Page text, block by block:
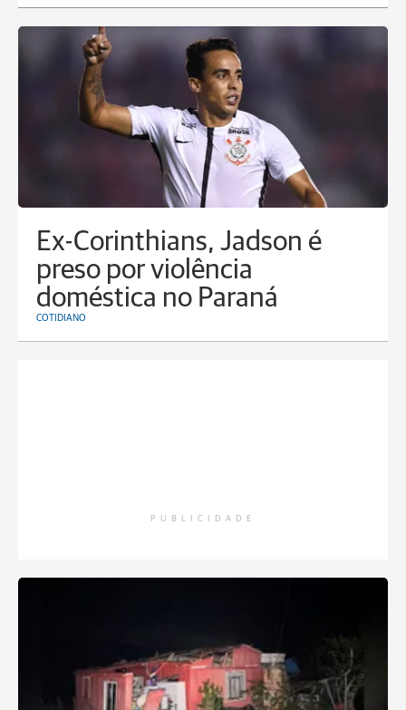
Ex-Corinthians, Jadson é
preso por violência
doméstica no Paraná
COTIDIANO
PUBLICIDADE